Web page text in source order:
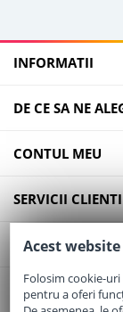
INFORMATII
DE CE SA NE
CONTUL MEU
SERVICII CLIENTI
CONTACT
Email:
Acest
Folosim cookie-
pentru a oferi